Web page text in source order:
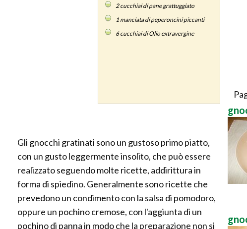
2cucchiai di pane grattuggiato
1manciata di peperoncini piccanti
6cucchiai di Olio extravergine
Gli gnocchi gratinati sono un gustoso primo piatto,
con un gusto leggermente insolito, che può essere
realizzato seguendo molte ricette, addirittura in
forma di spiedino. Generalmente sono ricette che
prevedono un condimento con la salsa di pomodoro,
oppure un pochino cremose, con l'aggiunta di un
pochino di panna in modo che la preparazione non si